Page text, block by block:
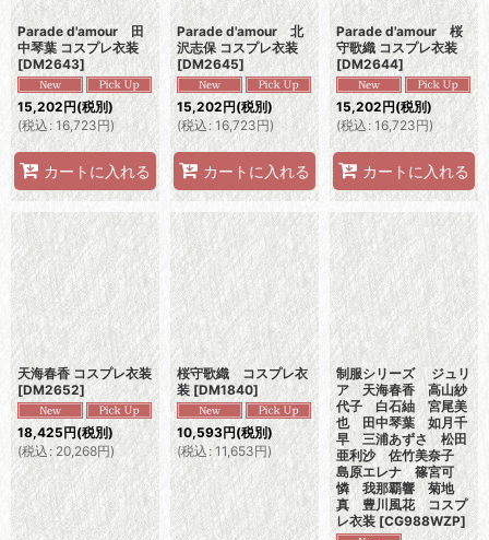
Parade d'amour 田
中琴葉 コスプレ衣装
[DM2643]
15,202円(税別)
(税込 : 16,723円)
カートに入れる
Parade d'amour 北
沢志保 コスプレ衣装
[DM2645]
15,202円(税別)
(税込: 16,723円)
カートに入れる
Parade d'amour 桜
守歌織 コスプレ衣装
[DM2644]
15,202円(税別)
(税込: 16,723円)
カートに入れる
天海春香 コスプレ衣装
[DM2652]
18,425円(税別)
(税込 : 20,268円)
桜守歌織 コスプレ衣
装 [DM1840]
10,593円(税別)
(税込: 11,653円)
制服シリーズ ジュリ
ア 天海春香 高山紗
代子 白石紬 宮尾美
也 田中琴葉 如月千
早 三浦あずさ 松田
亜利沙 佐竹美奈子
島原エレナ 篠宮可
憐 我那覇響 菊地
真 豊川風花 コスプ
レ衣装 [CG988WZP]